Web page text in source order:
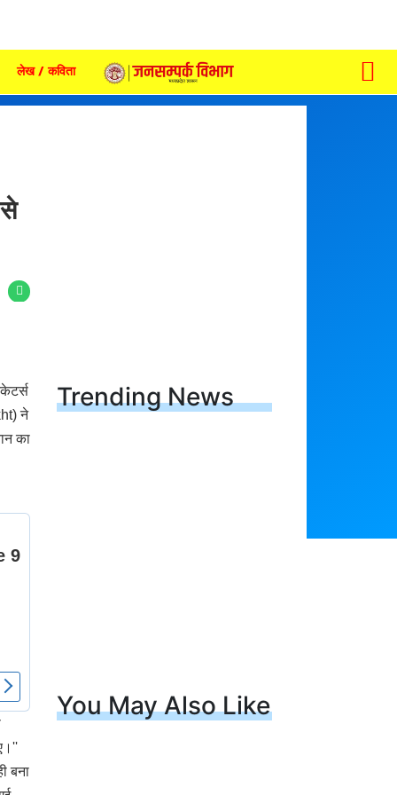
लेख / कविता
ने
का
बना
Trending News
You May Also Like